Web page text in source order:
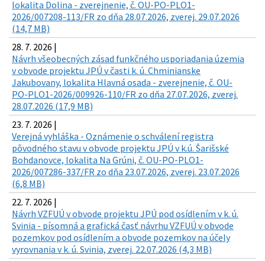
lokalita Dolina - zverejnenie, č. OU-PO-PLO1-
2026/007208-113/FR zo dňa 28.07.2026, zverej. 29.07.2026
(14,7 MB)
28. 7. 2026 |
Návrh všeobecných zásad funkčného usporiadania územia
v obvode projektu JPÚ v časti k. ú. Chminianske
Jakubovany, lokalita Hlavná osada - zverejnenie, č. OU-
PO-PLO1-2026/009926-110/FR zo dňa 27.07.2026, zverej.
28.07.2026 (17,9 MB)
23. 7. 2026 |
Verejná vyhláška - Oznámenie o schválení registra
pôvodného stavu v obvode projektu JPÚ v k.ú. Šarišské
Bohdanovce, lokalita Na Grúni, č. OU-PO-PLO1-
2026/007286-337/FR zo dňa 23.07.2026, zverej. 23.07.2026
(6,8 MB)
22. 7. 2026 |
Návrh VZFUÚ v obvode projektu JPÚ pod osídlením v k. ú.
Svinia - písomná a grafická časť návrhu VZFUÚ v obvode
pozemkov pod osídlením a obvode pozemkov na účely
vyrovnania v k. ú. Svinia, zverej. 22.07.2026 (4,3 MB)